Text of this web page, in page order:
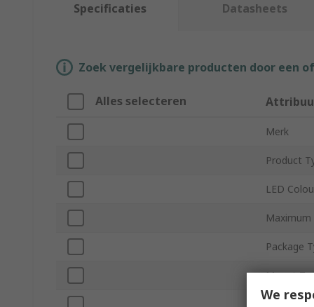
Specificaties Datasheets
Zoek vergelijkbare producten door een
Alles selecteren
Merk
Product
LED
Package
Mount
Packaging
We